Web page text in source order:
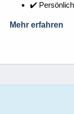
✔️
Mehr erfahren